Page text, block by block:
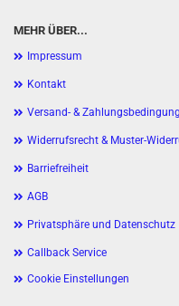
MEHR ÜBER...
Impressum
Kontakt
Versand- &
Widerrufsrecht & Muster-
Barriefreiheit
AGB
Privatsphäre und Datenschutz
Callback Service
Cookie Einstellungen